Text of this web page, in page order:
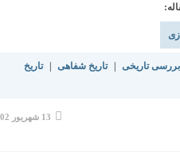
بررسی تاریخی تاریخ شفاهی
تاریخ
نوشته
13 شهریور 1402